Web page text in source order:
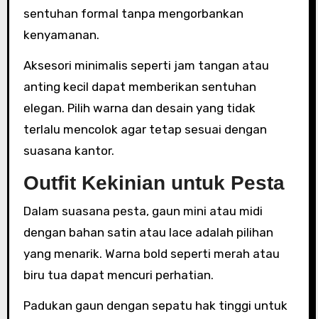
sentuhan formal tanpa mengorbankan
kenyamanan.
Aksesori minimalis seperti jam tangan atau
anting kecil dapat memberikan sentuhan
elegan. Pilih warna dan desain yang tidak
terlalu mencolok agar tetap sesuai dengan
suasana kantor.
Outfit Kekinian untuk Pesta
Dalam suasana pesta, gaun mini atau midi
dengan bahan satin atau lace adalah pilihan
yang menarik. Warna bold seperti merah atau
biru tua dapat mencuri perhatian.
Padukan gaun dengan sepatu hak tinggi untuk